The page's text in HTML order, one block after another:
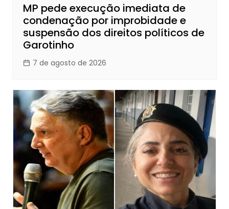
MP pede execução imediata de
condenação por improbidade e
suspensão dos direitos políticos de
Garotinho
7 de agosto de 2026